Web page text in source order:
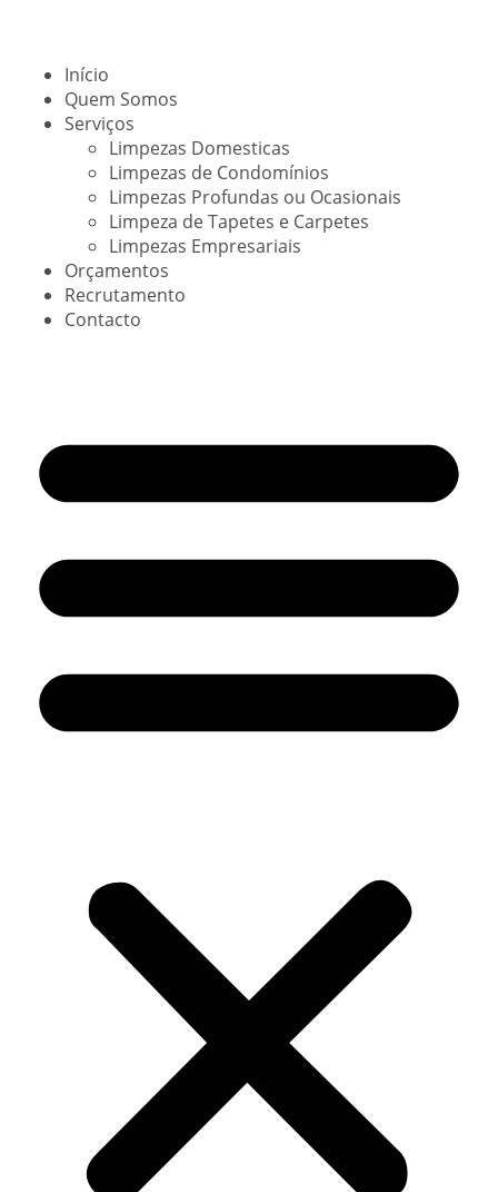
Início
Quem Somos
Serviços
Limpezas Domesticas
Limpezas de Condomínios
Limpezas Profundas ou Ocasionais
Limpeza de Tapetes e Carpetes
Limpezas Empresariais
Orçamentos
Recrutamento
Contacto